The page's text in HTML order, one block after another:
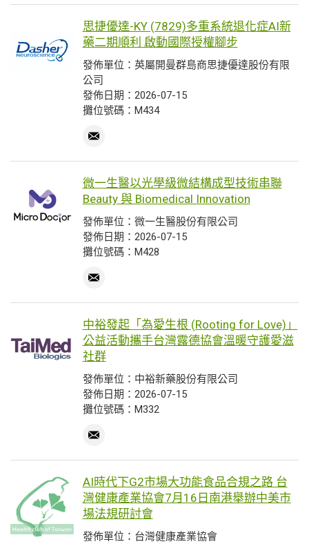
思捷優達-KY (7829)多重系統退化症AI新
藥二期順利 啟動國際授權腳步
發佈單位：英屬開曼群島商思捷優達股份有限
公司
發佈日期：2026-07-15
攤位號碼：M434
微一生醫以光學級微結構成型技術串聯
Beauty 與 Biomedical Innovation
發佈單位：微一生醫股份有限公司
發佈日期：2026-07-15
攤位號碼：M428
中裕發起「為愛生根 (Rooting for Love)」
公益活動攜手台灣露德協會溫暖守護愛滋
社群
發佈單位：中裕新藥股份有限公司
發佈日期：2026-07-15
攤位號碼：M332
AI時代下G2市場大功能食品合規之路 台
灣健康產業協會7月16日南港舉辦中美市
場法規研討會
發佈單位：台灣健康產業協會